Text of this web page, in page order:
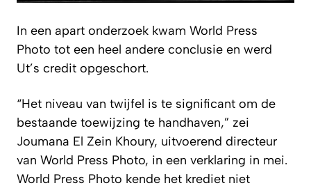
In een apart onderzoek kwam World Press
Photo tot een heel andere conclusie en werd
Ut’s credit opgeschort.
“Het niveau van twijfel is te significant om de
bestaande toewijzing te handhaven,” zei
Joumana El Zein Khoury, uitvoerend directeur
van World Press Photo, in een verklaring in mei.
World Press Photo kende het krediet niet